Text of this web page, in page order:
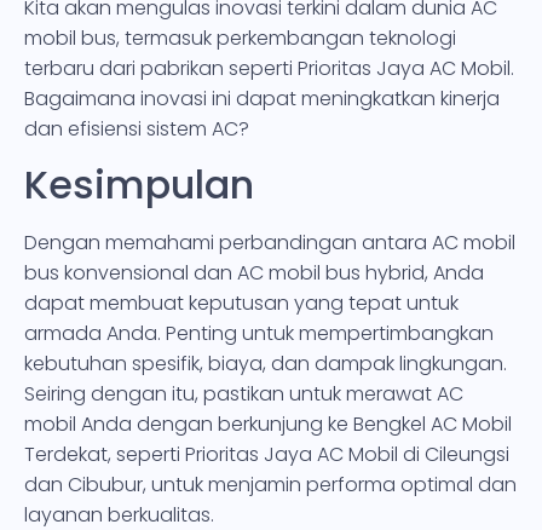
Kita akan mengulas inovasi terkini dalam dunia AC
mobil bus, termasuk perkembangan teknologi
terbaru dari pabrikan seperti Prioritas Jaya AC Mobil.
Bagaimana inovasi ini dapat meningkatkan kinerja
dan efisiensi sistem AC?
Kesimpulan
Dengan memahami perbandingan antara AC mobil
bus konvensional dan AC mobil bus hybrid, Anda
dapat membuat keputusan yang tepat untuk
armada Anda. Penting untuk mempertimbangkan
kebutuhan spesifik, biaya, dan dampak lingkungan.
Seiring dengan itu, pastikan untuk merawat AC
mobil Anda dengan berkunjung ke Bengkel AC Mobil
Terdekat, seperti Prioritas Jaya AC Mobil di Cileungsi
dan Cibubur, untuk menjamin performa optimal dan
layanan berkualitas.